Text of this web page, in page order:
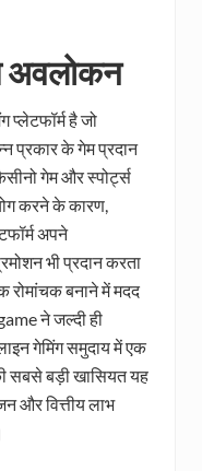
अवलोकन
है जो
प्रकार के गेम प्रदान
गेम और स्पोर्ट्स
करने के कारण,
अपने
भी प्रदान करता
रोमांचक बनाने में मदद
ने जल्दी ही
गेमिंग समुदाय में एक
सबसे बड़ी खासियत यह
और वित्तीय लाभ